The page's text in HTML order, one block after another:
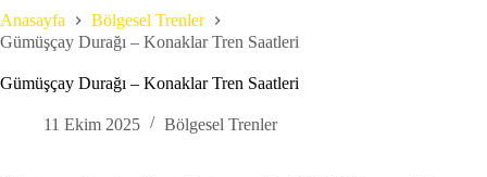
Anasayfa
Bölgesel Trenler
Gümüşçay Durağı – Konaklar Tren Saatleri
Gümüşçay Durağı – Konaklar Tren Saatleri
11 Ekim 2025 Bölgesel Trenler